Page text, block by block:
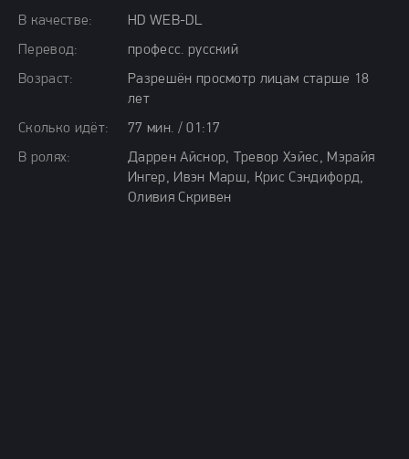
В качестве:
HD WEB-DL
Перевод:
професс. русский
Возраст:
Разрешён просмотр лицам старше 18
лет
Сколько идёт:
77 мин. / 01:17
В ролях:
Даррен Айснор, Тревор Хэйес, Мэрайя
Ингер, Ивэн Марш, Крис Сэндифорд,
Оливия Скривен